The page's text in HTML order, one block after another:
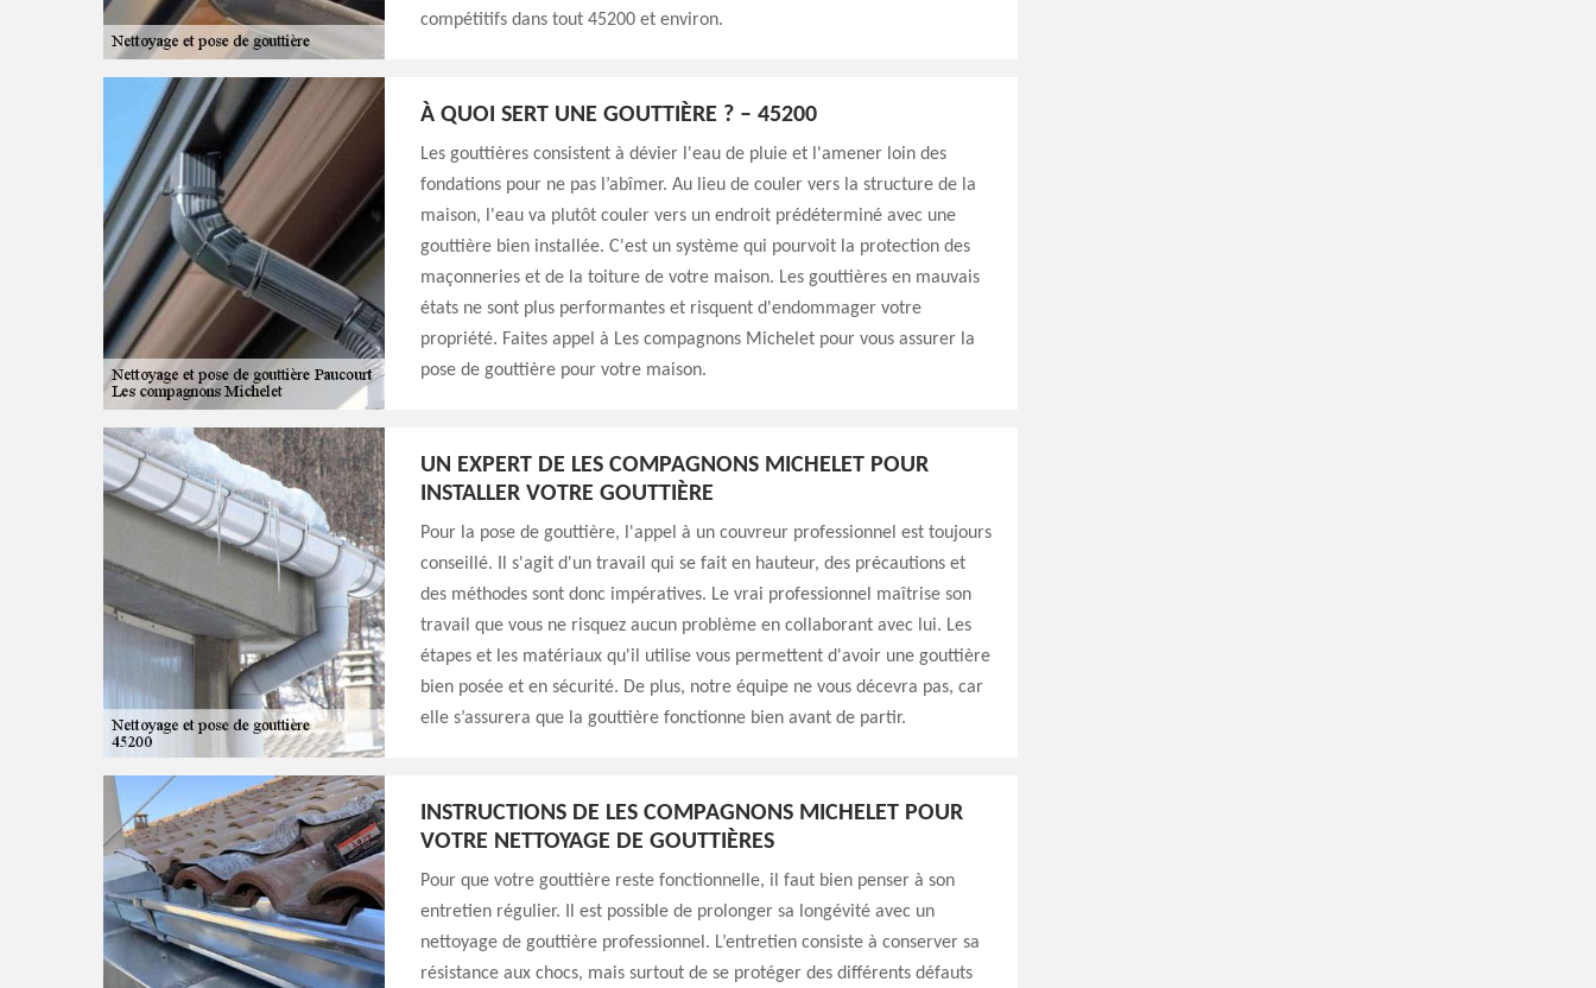
compétitifs dans tout 45200 et environ.
À QUOI SERT UNE GOUTTIÈRE ? – 45200
Les gouttières consistent à dévier l'eau de pluie et l'amener loin des
fondations pour ne pas l’abîmer. Au lieu de couler vers la structure de la
maison, l'eau va plutôt couler vers un endroit prédéterminé avec une
gouttière bien installée. C'est un système qui pourvoit la protection des
maçonneries et de la toiture de votre maison. Les gouttières en mauvais
états ne sont plus performantes et risquent d'endommager votre
propriété. Faites appel à Les compagnons Michelet pour vous assurer la
pose de gouttière pour votre maison.
UN EXPERT DE LES COMPAGNONS MICHELET POUR
INSTALLER VOTRE GOUTTIÈRE
Pour la pose de gouttière, l'appel à un couvreur professionnel est toujours
conseillé. Il s'agit d'un travail qui se fait en hauteur, des précautions et
des méthodes sont donc impératives. Le vrai professionnel maîtrise son
travail que vous ne risquez aucun problème en collaborant avec lui. Les
étapes et les matériaux qu'il utilise vous permettent d'avoir une gouttière
bien posée et en sécurité. De plus, notre équipe ne vous décevra pas, car
elle s’assurera que la gouttière fonctionne bien avant de partir.
INSTRUCTIONS DE LES COMPAGNONS MICHELET POUR
VOTRE NETTOYAGE DE GOUTTIÈRES
Pour que votre gouttière reste fonctionnelle, il faut bien penser à son
entretien régulier. Il est possible de prolonger sa longévité avec un
nettoyage de gouttière professionnel. L’entretien consiste à conserver sa
résistance aux chocs, mais surtout de se protéger des différents défauts